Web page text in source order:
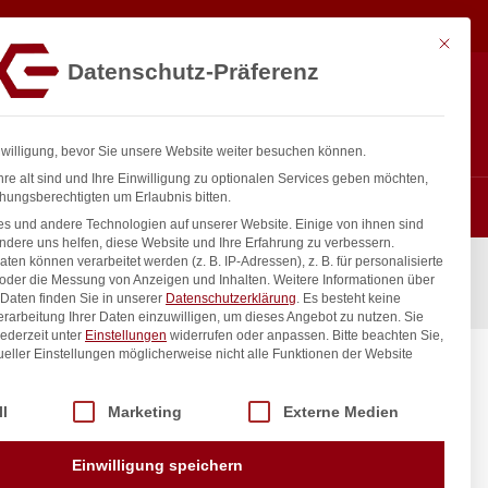
Line,
In den Warenkorb
Mit
Datenschutz-Präferenz
bevor Sie unsere Website weiter besuchen können.
alt sind und Ihre Einwilligung zu optionalen Services geben möchten,
um Erlaubnis bitten.
und andere Technologien auf unserer Website. Einige von ihnen sind
uns helfen, diese Website und Ihre Erfahrung zu verbessern.
können verarbeitet werden (z. B. IP-Adressen), z. B. für personalisierte
die Messung von Anzeigen und Inhalten. Weitere Informationen über
finden Sie in unserer Datenschutzerklärung. Es besteht keine
Ihrer Daten einzuwilligen, um dieses Angebot zu nutzen. Sie
unter Einstellungen widerrufen oder anpassen. Bitte beachten Sie,
Einstellungen möglicherweise nicht alle Funktionen der Website
Service-Gruppen, für die eine Einwilligung erteilt werden kann.
Marketing Externe Medien
Einwilligung speichern